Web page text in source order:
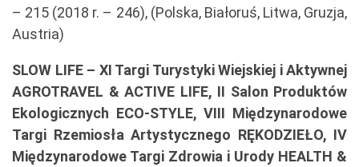
– 215 (2018 r. – 246), (Polska, Białoruś, Litwa, Gruzja,
Austria)
SLOW LIFE – XI Targi Turystyki Wiejskiej i Aktywnej
AGROTRAVEL & ACTIVE LIFE, II Salon Produktów
Ekologicznych ECO-STYLE, VIII Międzynarodowe
Targi Rzemiosła Artystycznego RĘKODZIEŁO, IV
Międzynarodowe Targi Zdrowia i Urody HEALTH &